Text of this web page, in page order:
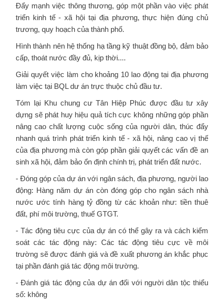
Đẩy mạnh việc thông thương, góp một phần vào việc phát
triển kinh tế - xã hội tại địa phương, thực hiện đúng chủ
trương, quy hoạch của thành phố.
Hình thành nên hệ thống hạ tầng kỹ thuật đồng bộ, đảm bảo
cấp, thoát nước đầy đủ, kịp thời....
Giải quyết việc làm cho khoảng 10 lao động tại địa phương
làm việc tại BQL dư án trực thuộc chủ đầu tư.
Tóm lại Khu chung cư Tân Hiệp Phúc được đầu tư xây
dựng sẽ phát huy hiệu quả tích cực không những góp phần
nâng cao chất lượng cuộc sống của người dân, thúc đẩy
nhanh quá trình phát triển kinh tế - xã hội, nâng cao vị thế
của địa phương mà còn góp phần giải quyết các vấn đề an
sinh xã hội, đảm bảo ổn định chính trị, phát triển đất nước.
- Đóng góp của dự án với ngân sách, địa phương, người lao
động: Hàng năm dự án còn đóng góp cho ngân sách nhà
nước ước tính hàng tỷ đồng từ các khoản như: tiền thuê
đất, phí môi trường, thuế GTGT.
- Tác động tiêu cực của dự án có thể gây ra và cách kiểm
soát các tác động này: Các tác động tiêu cực về môi
trường sẽ được đánh giá và đề xuất phương án khắc phục
tại phần đánh giá tác động môi trường.
- Đánh giá tác động của dự án đối với người dân tộc thiểu
số: không